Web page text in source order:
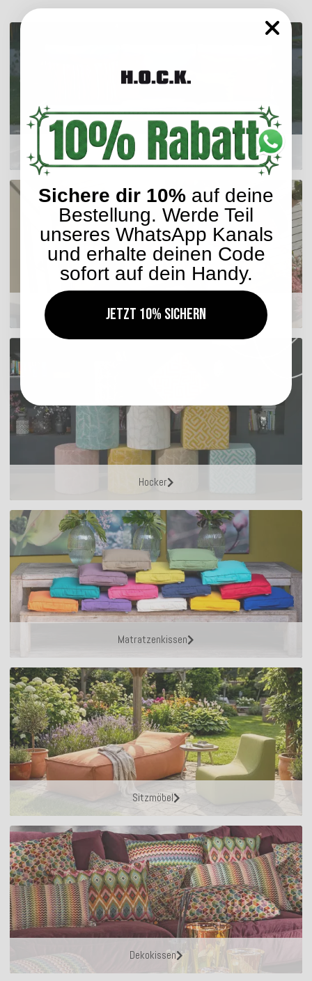
Outdoor Kissen
Sitzkissen
Hocker
Matratzenkissen
Sitzmöbel
Dekokissen
Sichere dir 10% auf deine
Bestellung. Werde Teil
unseres WhatsApp Kanals
und erhalte deinen Code
sofort auf dein Handy.
Jetzt 10% sichern